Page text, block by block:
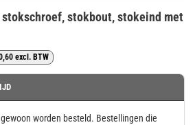
stokbout, stokeind met
excl. BTW
worden besteld. Bestellingen die